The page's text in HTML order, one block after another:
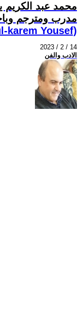
محمد عبد
مدرب ومترجم
karem Yousef)
2023 / 2 / 14
الادب والفن